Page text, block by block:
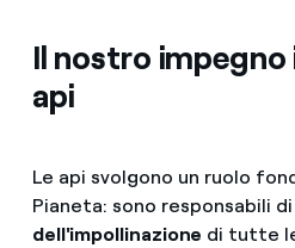
Il nostro impegno
api
Le api svolgono un ruolo
Pianeta: sono responsabili
dell'impollinazione di tutte